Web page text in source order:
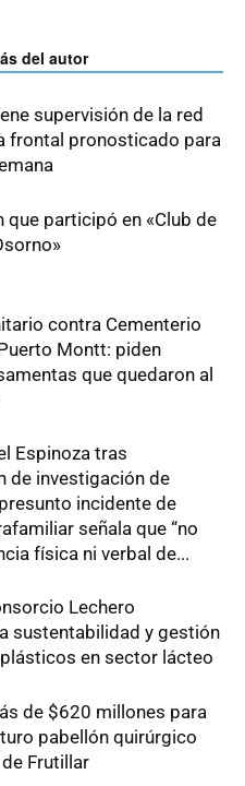
del autor
supervisión de la red
frontal pronosticado para
que participó en «Club de
contra Cementerio
Montt: piden
que quedaron al
Espinoza tras
de investigación de
incidente de
señala que “no
física ni verbal de...
Lechero
sustentabilidad y gestión
en sector lácteo
de $620 millones para
pabellón quirúrgico
Frutillar